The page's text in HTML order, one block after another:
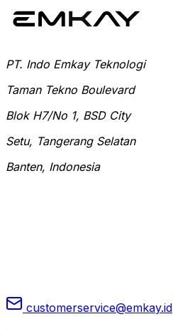
PT. Indo Emkay Teknologi
Taman Tekno Boulevard
Blok H7/No 1, BSD City
Setu, Tangerang Selatan
Banten, Indonesia
customerservice@emkay.id